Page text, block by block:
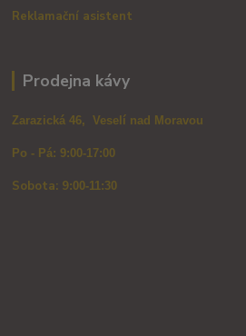
Reklamační asistent
Prodejna kávy
Zarazická 46, Veselí nad Moravou
Po - Pá: 9:00-17:00
Sobota: 9:00-11:30